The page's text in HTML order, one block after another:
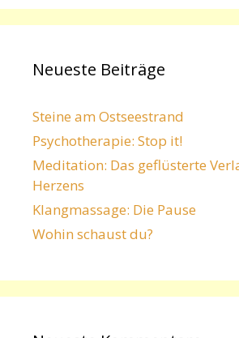
Neueste Beiträge
Steine am Ostseestrand
Psychotherapie: Stop it!
Meditation: Das geflüsterte
Herzens
Klangmassage: Die Pause
Wohin schaust du?